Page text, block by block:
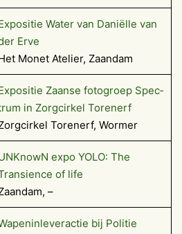
Water van Daniëlle van
Erve
Monet Atelier, Zaandam
Zaanse fotogroep Spec­
in Zorgcirkel Toren­erf
Torenerf, Wormer
expo YOLO: The
of life
–
bij Politie